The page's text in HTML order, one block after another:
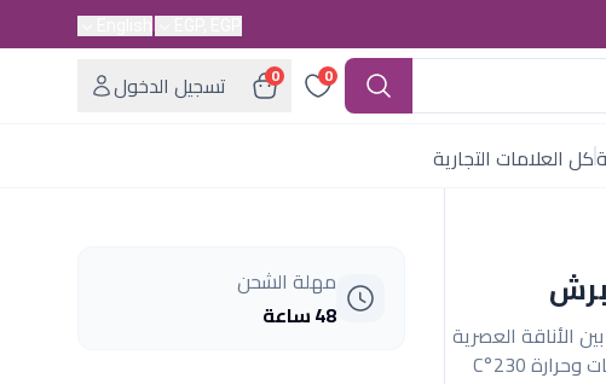
0
0
تسجيل الدخول
كل العلامات التجارية
الأناقة العصرية
وألواح السيراميك المتطورة، مع تقنية الأيونات وحرارة 230°C
مهلة الشحن
48 ساعة